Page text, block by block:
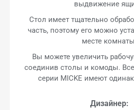
выдвижение
Стол имеет тщательно
часть, поэтому его можно
месте
Вы можете увеличить
соединив столы и комоды.
серии MICKE имеют
Дизайнер: